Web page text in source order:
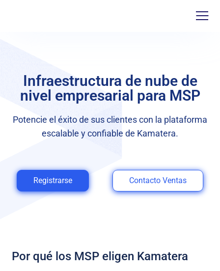
Infraestructura de nube de
nivel empresarial para MSP
Potencie el éxito de sus clientes con la plataforma
escalable y confiable de Kamatera.
Registrarse Contacto Ventas
Por qué los MSP eligen Kamatera